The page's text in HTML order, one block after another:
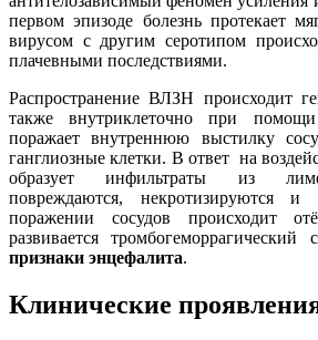
первом эпизоде болезнь протекает
вирусом с другим серотипом
плачевными последствиями.
Распространение ВЛЗН происходит
также внутриклеточно при
поражает внутреннюю выстилку
ганглиозные клетки. В ответ на
образует инфильтраты из
повреждаются, некротизируются
поражении сосудов происходит
развивается тромбогеморрагический
признаки энцефалита.
Клинические